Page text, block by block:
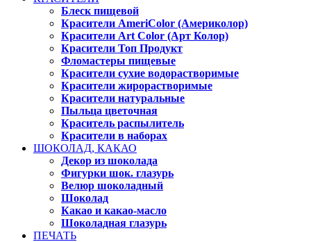
Блеск пищевой
Красители AmeriColor (Америколор)
Красители Art Color (Арт Колор)
Красители Топ Продукт
Фломастеры пищевые
Красители сухие водорастворимые
Красители жирорастворимые
Красители натуральные
Пыльца цветочная
Краситель распылитель
Красители в наборах
ШОКОЛАД, КАКАО
Декор из шоколада
Фигурки шок. глазурь
Велюр шоколадный
Шоколад
Какао и какао-масло
Шоколадная глазурь
ПЕЧАТЬ